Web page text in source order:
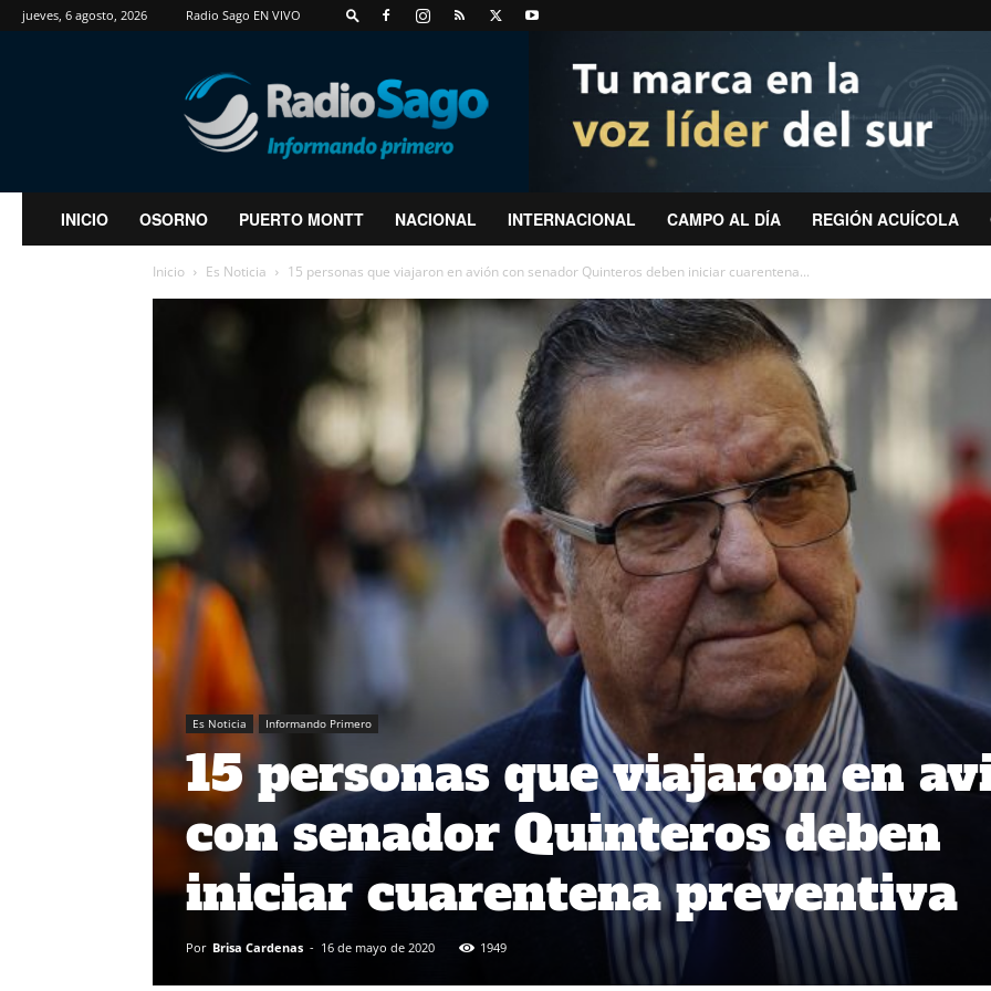
jueves, 6 agosto, 2026 Radio Sago EN VIVO
RadioSago
INICIO OSORNO PUERTO MONTT NACIONAL INTERNACIONAL CAMPO AL DÍA REGIÓN ACUÍCOLA
Inicio Es Noticia 15 personas que viajaron en avión con senador Quinteros deben iniciar cuarentena...
Es Noticia Informando Primero
15 personas que viajaron en
con senador Quinteros deben
iniciar cuarentena preventiva
Por Brisa Cardenas - 16 de mayo de 2020 1949